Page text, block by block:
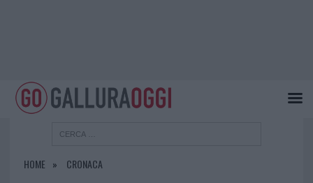
HOME CRONACA